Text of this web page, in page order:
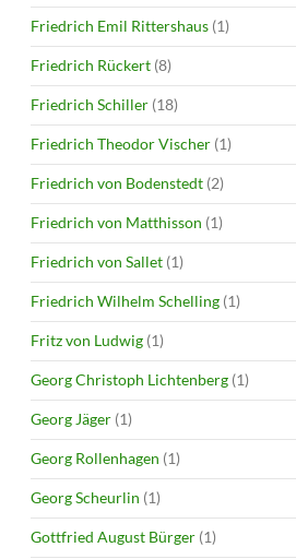
Friedrich Emil Rittershaus (1)
Friedrich Rückert (8)
Friedrich Schiller (18)
Friedrich Theodor Vischer (1)
Friedrich von Bodenstedt (2)
Friedrich von Matthisson (1)
Friedrich von Sallet (1)
Friedrich Wilhelm Schelling (1)
Fritz von Ludwig (1)
Georg Christoph Lichtenberg (1)
Georg Jäger (1)
Georg Rollenhagen (1)
Georg Scheurlin (1)
Gottfried August Bürger (1)